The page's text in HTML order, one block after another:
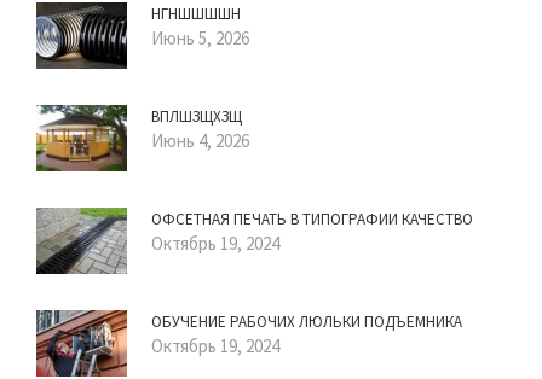
НГНШШШШН
Июнь 5, 2026
ВПЛШЗЩХЗЩ
Июнь 4, 2026
ОФСЕТНАЯ ПЕЧАТЬ В ТИПОГРАФИИ КАЧЕСТВО
Октябрь 19, 2024
ОБУЧЕНИЕ РАБОЧИХ ЛЮЛЬКИ ПОДЪЕМНИКА
Октябрь 19, 2024